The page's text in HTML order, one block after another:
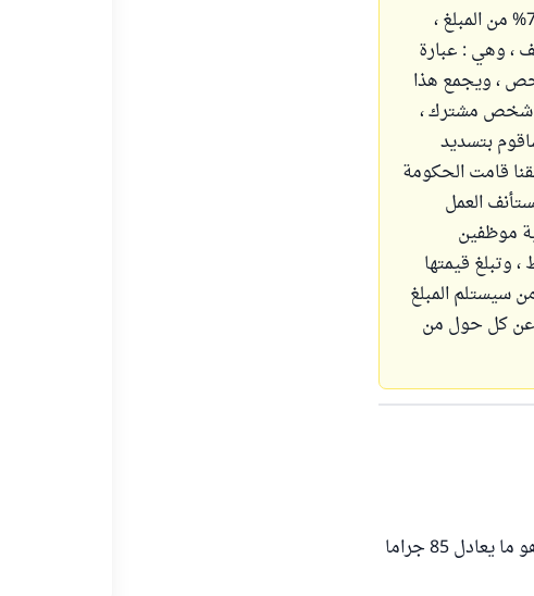
اشتريت بيتا للسكن لي ولعائلتي ، ولم أكن أملك كامل المبلغ ، حيث كان لدي 75% من المبلغ ،
، وهي : عبارة
، ويجمع هذا
شخص مشترك ،
بتسديد
مناطقنا قامت الحكومة
العمل
موظفين
وتبلغ قيمتها
أن أخي هو من سيستلم المبلغ
عن كل حول من
من ملك نقوداً تبلغ نصاباً ، وحال عليها الحول ، وجب عليه أن يزكيها ، والنصاب هو ما يعادل 85 جراما